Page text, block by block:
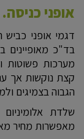
אופני כניסה.
דגמי אופני
בד"כ מאופיינים
מערכות פשוטות
קצת נוקשות אך
הגבוה בצמיגים
שלדת
מאפשרות מחיר